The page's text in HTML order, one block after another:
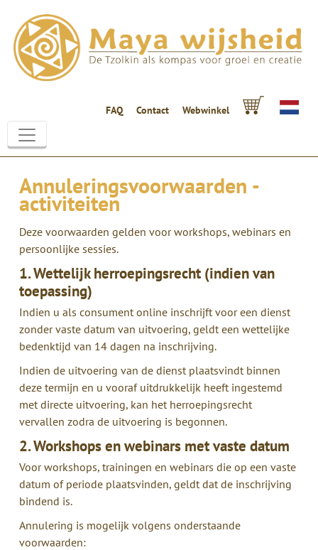
FAQ Contact Webwinkel
Annuleringsvoorwaarden -
activiteiten
Deze voorwaarden gelden voor workshops, webinars en
persoonlijke sessies.
1. Wettelijk herroepingsrecht (indien van
toepassing)
Indien u als consument online inschrijft voor een dienst
zonder vaste datum van uitvoering, geldt een wettelijke
bedenktijd van 14 dagen na inschrijving.
Indien de uitvoering van de dienst plaatsvindt binnen
deze termijn en u vooraf uitdrukkelijk heeft ingestemd
met directe uitvoering, kan het herroepingsrecht
vervallen zodra de uitvoering is begonnen.
2. Workshops en webinars met vaste datum
Voor workshops, trainingen en webinars die op een vaste
datum of periode plaatsvinden, geldt dat de inschrijving
bindend is.
Annulering is mogelijk volgens onderstaande
voorwaarden: